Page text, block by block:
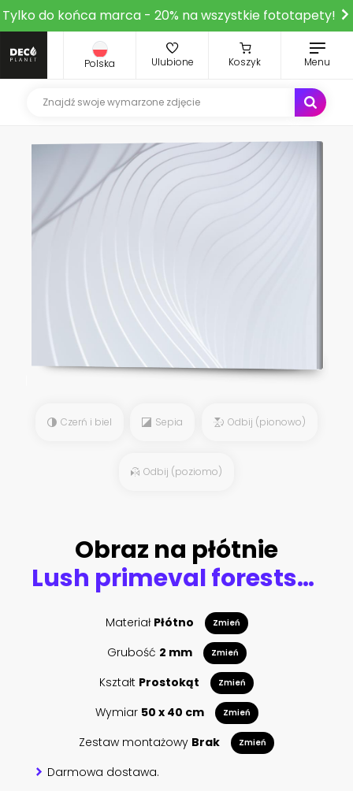
Tylko do końca marca - 20% na wszystkie fototapety!
Polska Ulubione Koszyk Menu
Czerń i biel Sepia Odbij (pionowo)
Odbij (poziomo)
Obraz na płótnie
Lush primeval forests, Ranomafana (hot water in Malagasy) National Park, Madagascar
Materiał Płótno Zmień
Grubość 2 mm Zmień
Kształt Prostokąt Zmień
Wymiar 50 x 40 cm Zmień
Zestaw montażowy Brak Zmień
Darmowa dostawa.